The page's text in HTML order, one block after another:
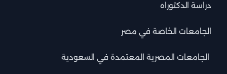
دراسة الدكتوراه
الجامعات الخاصة في مصر
الجامعات المصرية المعتمدة في السعودية